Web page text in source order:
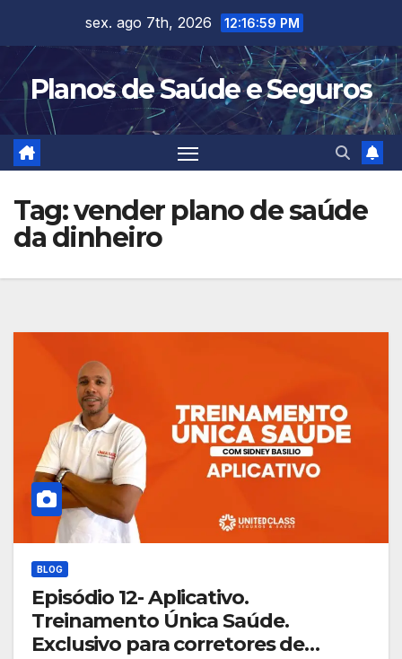
content
sex. ago 7th, 2026 12:17:01 PM
Planos de Saúde e Seguros
Tag:vender plano de saúde
da dinheiro
BLOG
Episódio 12- Aplicativo.
Treinamento Única Saúde.
Exclusivo para corretores de